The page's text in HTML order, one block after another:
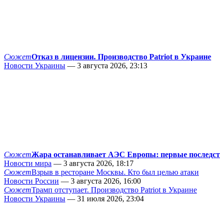
СюжетОтказ в лицензии. Производство Patriot в Украине
Новости Украины — 3 августа 2026, 23:13
СюжетЖара останавливает АЭС Европы: первые
Новости мира — 3 августа 2026, 18:17
СюжетВзрыв в ресторане Москвы. Кто был целью атаки
Новости России — 3 августа 2026, 16:00
СюжетТрамп отступает. Производство Patriot в Украине
Новости Украины — 31 июля 2026, 23:04